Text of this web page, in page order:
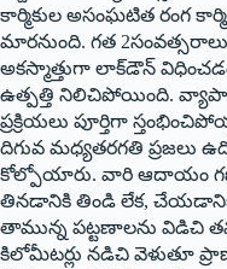
కార్మికుల అసంఘటిత రంగ
మారనుంది. గత
అకస్మాత్తుగా లాక్‌డౌన్‌
ఉత్పత్తి నిలిచిపోయింది.
ప్రక్రియలు పూర్తిగా
దిగువ మధ్యతరగతి ప్రజలు
కోల్పోయారు. వారి ఆదాయం
తినడానికి తిండి లేక, చేయడానికి
తామున్న పట్టణాలను విడిచి
కిలోమీటర్లు నడిచి వెళుతూ